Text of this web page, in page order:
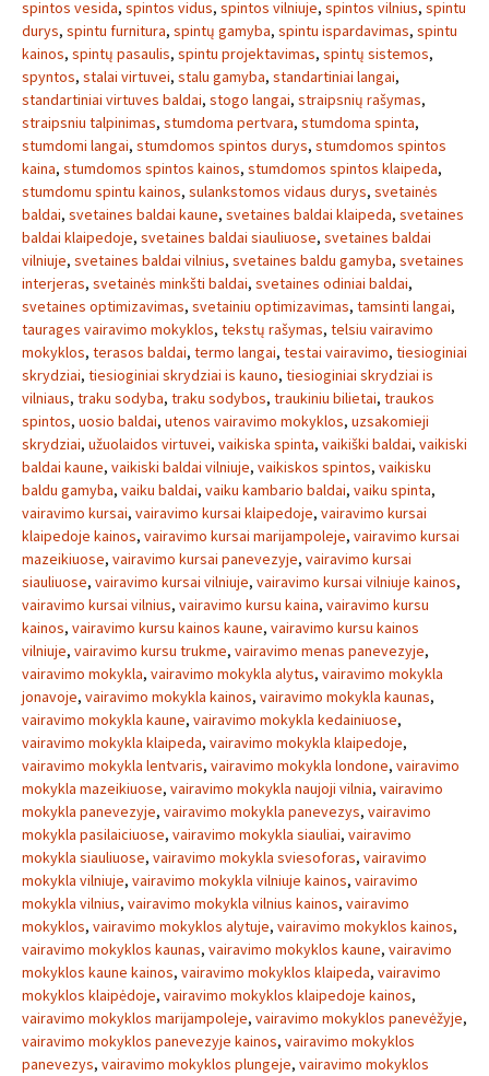
spintos vesida, spintos vidus, spintos vilniuje, spintos vilnius, spintu
durys, spintu furnitura, spintų gamyba, spintu ispardavimas, spintu
kainos, spintų pasaulis, spintu projektavimas, spintų sistemos,
spyntos, stalai virtuvei, stalu gamyba, standartiniai langai,
standartiniai virtuves baldai, stogo langai, straipsnių rašymas,
straipsniu talpinimas, stumdoma pertvara, stumdoma spinta,
stumdomi langai, stumdomos spintos durys, stumdomos spintos
kaina, stumdomos spintos kainos, stumdomos spintos klaipeda,
stumdomu spintu kainos, sulankstomos vidaus durys, svetainės
baldai, svetaines baldai kaune, svetaines baldai klaipeda, svetaines
baldai klaipedoje, svetaines baldai siauliuose, svetaines baldai
vilniuje, svetaines baldai vilnius, svetaines baldu gamyba, svetaines
interjeras, svetainės minkšti baldai, svetaines odiniai baldai,
svetaines optimizavimas, svetainiu optimizavimas, tamsinti langai,
taurages vairavimo mokyklos, tekstų rašymas, telsiu vairavimo
mokyklos, terasos baldai, termo langai, testai vairavimo, tiesioginiai
skrydziai, tiesioginiai skrydziai is kauno, tiesioginiai skrydziai is
vilniaus, traku sodyba, traku sodybos, traukiniu bilietai, traukos
spintos, uosio baldai, utenos vairavimo mokyklos, uzsakomieji
skrydziai, užuolaidos virtuvei, vaikiska spinta, vaikiški baldai, vaikiski
baldai kaune, vaikiski baldai vilniuje, vaikiskos spintos, vaikisku
baldu gamyba, vaiku baldai, vaiku kambario baldai, vaiku spinta,
vairavimo kursai, vairavimo kursai klaipedoje, vairavimo kursai
klaipedoje kainos, vairavimo kursai marijampoleje, vairavimo kursai
mazeikiuose, vairavimo kursai panevezyje, vairavimo kursai
siauliuose, vairavimo kursai vilniuje, vairavimo kursai vilniuje kainos,
vairavimo kursai vilnius, vairavimo kursu kaina, vairavimo kursu
kainos, vairavimo kursu kainos kaune, vairavimo kursu kainos
vilniuje, vairavimo kursu trukme, vairavimo menas panevezyje,
vairavimo mokykla, vairavimo mokykla alytus, vairavimo mokykla
jonavoje, vairavimo mokykla kainos, vairavimo mokykla kaunas,
vairavimo mokykla kaune, vairavimo mokykla kedainiuose,
vairavimo mokykla klaipeda, vairavimo mokykla klaipedoje,
vairavimo mokykla lentvaris, vairavimo mokykla londone, vairavimo
mokykla mazeikiuose, vairavimo mokykla naujoji vilnia, vairavimo
mokykla panevezyje, vairavimo mokykla panevezys, vairavimo
mokykla pasilaiciuose, vairavimo mokykla siauliai, vairavimo
mokykla siauliuose, vairavimo mokykla sviesoforas, vairavimo
mokykla vilniuje, vairavimo mokykla vilniuje kainos, vairavimo
mokykla vilnius, vairavimo mokykla vilnius kainos, vairavimo
mokyklos, vairavimo mokyklos alytuje, vairavimo mokyklos kainos,
vairavimo mokyklos kaunas, vairavimo mokyklos kaune, vairavimo
mokyklos kaune kainos, vairavimo mokyklos klaipeda, vairavimo
mokyklos klaipėdoje, vairavimo mokyklos klaipedoje kainos,
vairavimo mokyklos marijampoleje, vairavimo mokyklos panevėžyje,
vairavimo mokyklos panevezyje kainos, vairavimo mokyklos
panevezys, vairavimo mokyklos plungeje, vairavimo mokyklos